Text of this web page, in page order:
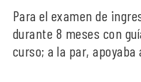
Para el examen de
durante 8 meses con
curso; a la par,